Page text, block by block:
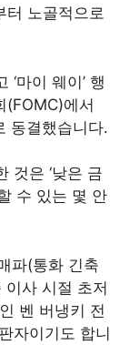
터 노골적으로
마이 웨이’ 행
(FOMC)에서
동결했습니다.
것은 ‘낮은 금
수 있는 몇 안
파(통화 긴축
이사 시절 초저
벤 버냉키 전
자이기도 합니